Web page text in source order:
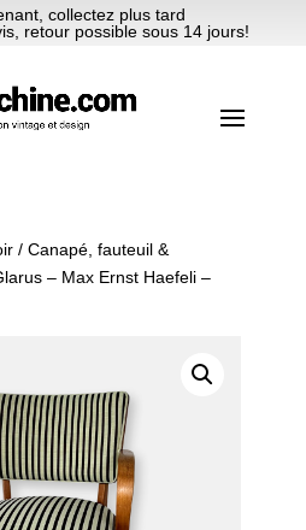
collectez plus tard
retour possible sous 14 jours!
/ Canapé, fauteuil &
– Max Ernst Haefeli –